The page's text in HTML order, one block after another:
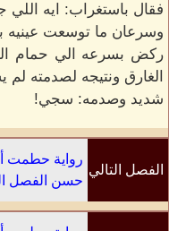
فقال باستغراب: ايه
وسرعان ما توسعت
ركض بسرعه الي حمام
الغارق ونتيجه لصدمته
شديد وصدمه: سجي!
الفصل التالي
رواية حطمت
حسن الفصل